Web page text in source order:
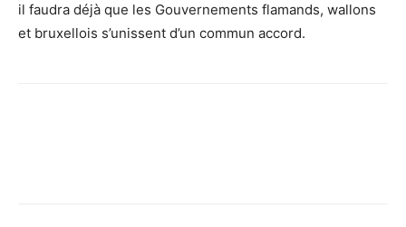
il faudra déjà que les Gouvernements flamands, wallons
et bruxellois s’unissent d’un commun accord.